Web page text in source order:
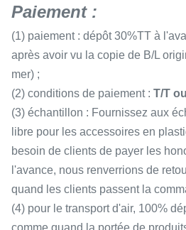
Paiement :
(1) paiement : dépôt 30%TT à
après avoir vu la copie de B/L
mer) ;
(2) conditions de paiement : T/T
(3) échantillon : Fournissez aux
libre pour les accessoires en
besoin de clients de payer les
l'avance, nous renverrions de
quand les clients passent la
(4) pour le transport d'air, 100%
comme quand la portée de